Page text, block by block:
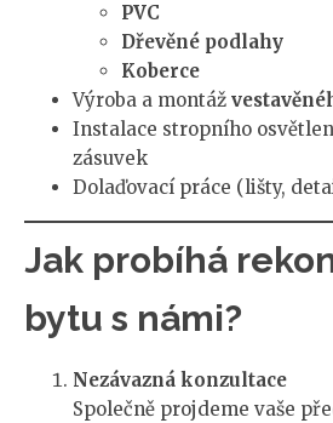
PVC
Dřevěné podlahy
Koberce
Výroba a montáž
Instalace stropního
zásuvek
Dolaďovací práce (lišty,
Jak probíhá
bytu s námi?
Nezávazná konzultace
Společně projdeme vaše